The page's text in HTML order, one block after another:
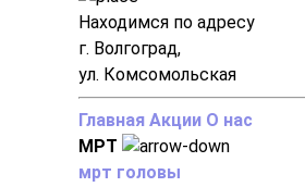
Находимся по адресу
г. Волгоград,
ул. Комсомольская
Главная Акции О нас
МРТ
мрт головы